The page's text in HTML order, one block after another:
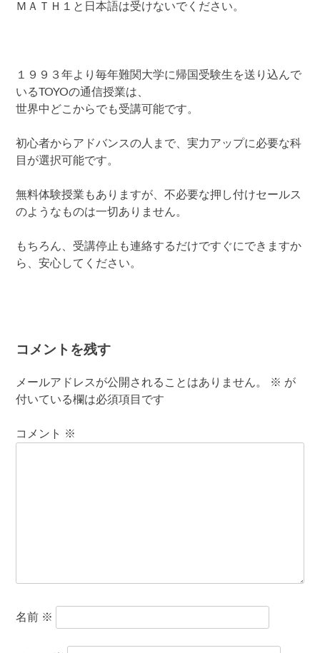
ＭＡＴＨ１と日本語は受けないでください。
１９９３年より毎年難関大学に帰国受験生を送り込んで
いるTOYOの通信授業は、
世界中どこからでも受講可能です。
初心者からアドバンスの人まで、実力アップに必要な科
目が選択可能です。
無料体験授業もありますが、不必要な押し付けセールス
のようなものは一切ありません。
もちろん、受講停止も連絡するだけですぐにできますか
ら、安心してください。
コメントを残す
メールアドレスが公開されることはありません。 ※ が
付いている欄は必須項目です
コメント ※
名前 ※